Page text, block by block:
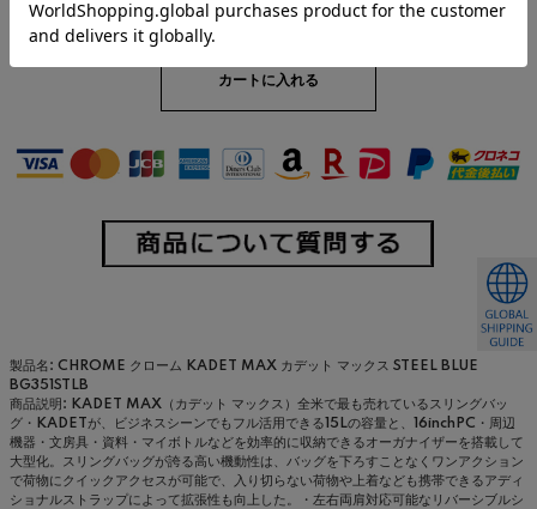
製品名: CHROME クローム KADET MAX カデット マックス STEEL BLUE
BG351STLB
商品説明: KADET MAX（カデット マックス）全米で最も売れているスリングバッ
グ・KADETが、ビジネスシーンでもフル活用できる15Lの容量と、16inchPC・周辺
機器・文房具・資料・マイボトルなどを効率的に収納できるオーガナイザーを搭載して
大型化。スリングバッグが誇る高い機動性は、バッグを下ろすことなくワンアクション
で荷物にクイックアクセスが可能で、入り切らない荷物や上着なども携帯できるアディ
ショナルストラップによって拡張性も向上した。・左右両肩対応可能なリバーシブルシ